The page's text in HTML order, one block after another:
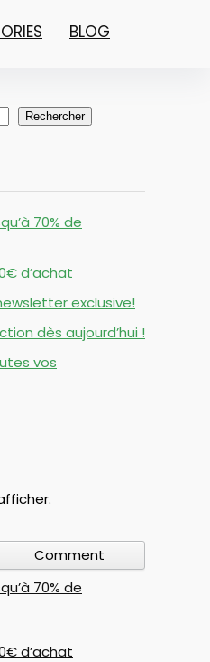
BLOG
Rechercher
70% de
d’achat
exclusive!
dès aujourd’hui !
vos
Comment
70% de
d’achat